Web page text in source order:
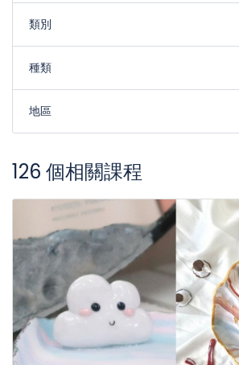
類別
種類
地區
126 個相關課程